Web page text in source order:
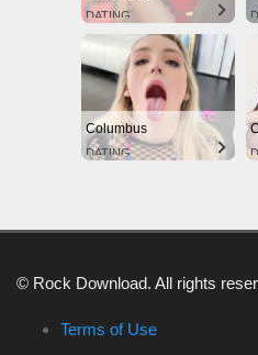
DATING
Columbus
DATING
© Rock Download. All rights
Terms of Use